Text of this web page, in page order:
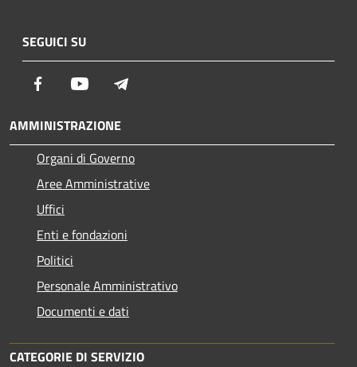
SEGUICI SU
Facebook Youtube
AMMINISTRAZIONE
Organi di Governo
Aree Amministrative
Uffici
Enti e fondazioni
Politici
Personale Amministrativo
Documenti e dati
CATEGORIE DI SERVIZIO